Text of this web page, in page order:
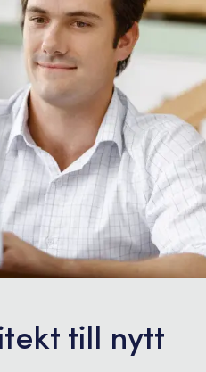
till nytt